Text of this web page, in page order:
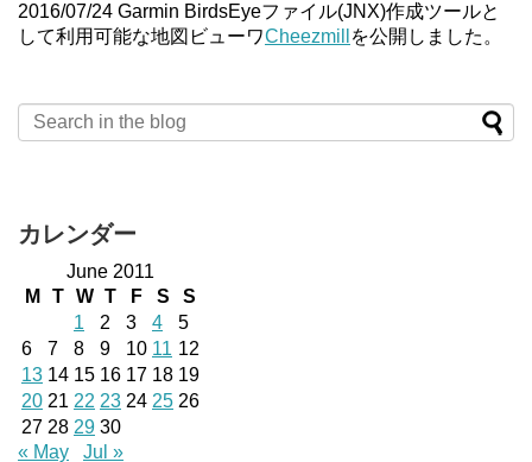
2016/07/24 Garmin BirdsEyeファイル(JNX)作成ツールと
して利用可能な地図ビューワCheezmill を公開しました。
カレンダー
June 2011
M
T W T F S
S
1
2 3 4
5
6
7 8 9 10 11 12
13 14 15 16 17 18 19
20 21 22 23 24 25 26
27 28 29 30
« May
Jul »